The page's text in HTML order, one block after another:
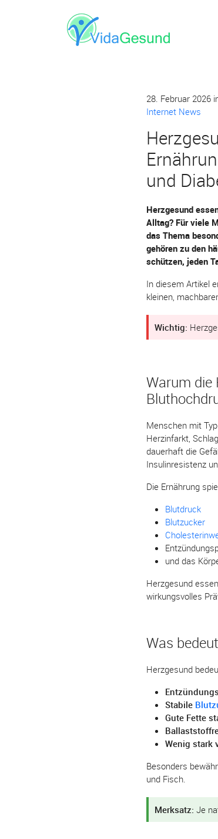
28. Februar 2026
Internet News
und
Herzgesund
Alltag? Für viele
das Thema
gehören zu den
schützen, jeden
In diesem Artikel
kleinen,
Wichtig:
Warum die
Menschen mit
Herzinfarkt,
dauerhaft die
Insulinresistenz
Die Ernährung
Blutdruck
Blutzucker
und das
Herzgesund
wirkungsvolles
Was
Herzgesund
Stabile
Gute Fette
Wenig stark
Besonders
und Fisch.
Merksatz: Je